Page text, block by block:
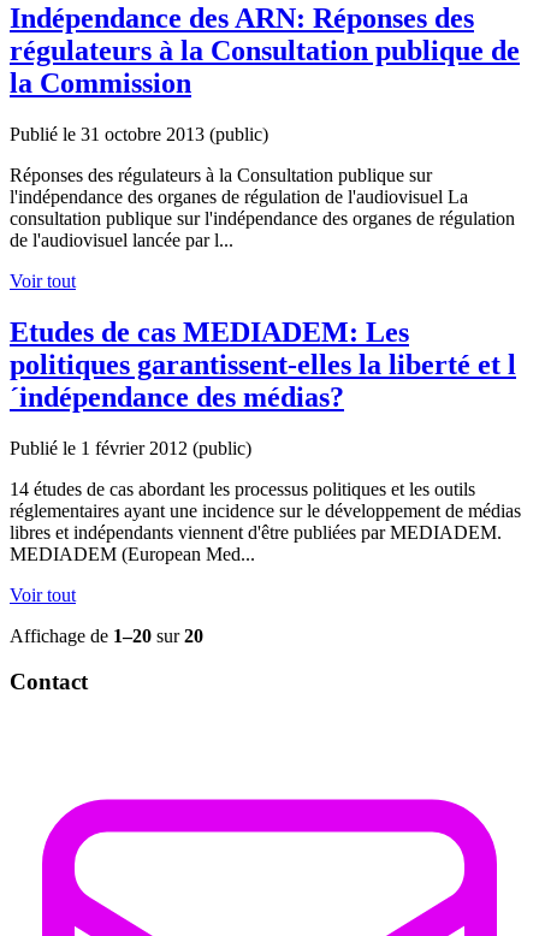
Indépendance des ARN: Réponses des
régulateurs à la Consultation publique de
la Commission
Publié le 31 octobre 2013 (public)
Réponses des régulateurs à la Consultation publique sur
l'indépendance des organes de régulation de l'audiovisuel La
consultation publique sur l'indépendance des organes de régulation
de l'audiovisuel lancée par l...
Voir tout
Etudes de cas MEDIADEM: Les
politiques garantissent-elles la liberté et l
´indépendance des médias?
Publié le 1 février 2012 (public)
14 études de cas abordant les processus politiques et les outils
réglementaires ayant une incidence sur le développement de médias
libres et indépendants viennent d'être publiées par MEDIADEM.
MEDIADEM (European Med...
Voir tout
Affichage de 1–20 sur20
Contact